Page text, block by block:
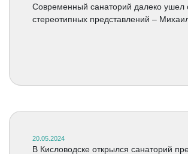
Современный санаторий далеко ушел
стереотипных представлений –
20.05.2024
В Кисловодске открылся санаторий